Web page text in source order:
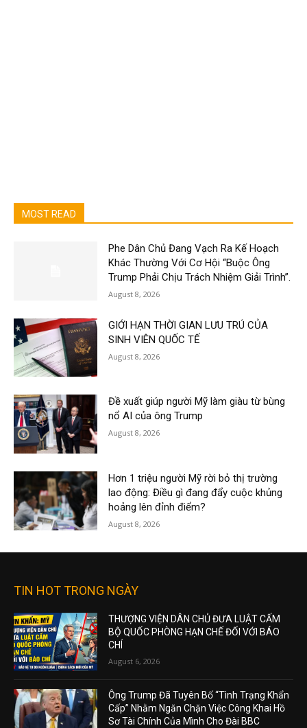
MOST READ
Phe Dân Chủ Đang Vạch Ra Kế Hoạch
Khác Thường Với Cơ Hội “Buộc Ông
Trump Phải Chịu Trách Nhiệm Giải Trình”.
August 8, 2026
GIỚI HẠN THỜI GIAN LƯU TRÚ CỦA
SINH VIÊN QUỐC TẾ
August 8, 2026
Đề xuất giúp người Mỹ làm giàu từ bùng
nổ AI của ông Trump
August 8, 2026
Hơn 1 triệu người Mỹ rời bỏ thị trường
lao động: Điều gì đang đẩy cuộc khủng
hoảng lên đỉnh điểm?
August 8, 2026
TIN HOT TRONG NGÀY
THƯỢNG VIỆN DÂN CHỦ ĐƯA LUẬT CẤM
BỘ QUỐC PHÒNG HẠN CHẾ ĐỐI VỚI BÁO
CHÍ
August 6, 2026
Ông Trump Đã Tuyên Bố “Tình Trạng Khẩn
Cấp” Nhằm Ngăn Chặn Việc Công Khai Hồ
Sơ Tài Chính Của Mình Cho Đài BBC